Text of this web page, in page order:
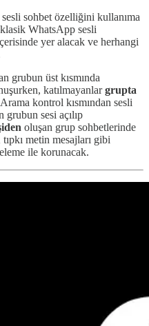
sohbet özelliğini kullanıma
WhatsApp sesli
yer alacak ve herhangi
grubun üst kısmında
katılmayanlargrupta
kontrol kısmından sesli
grubun sesi açılıp
oluşan grup sohbetlerinde
metin mesajları gibi
ile korunacak.